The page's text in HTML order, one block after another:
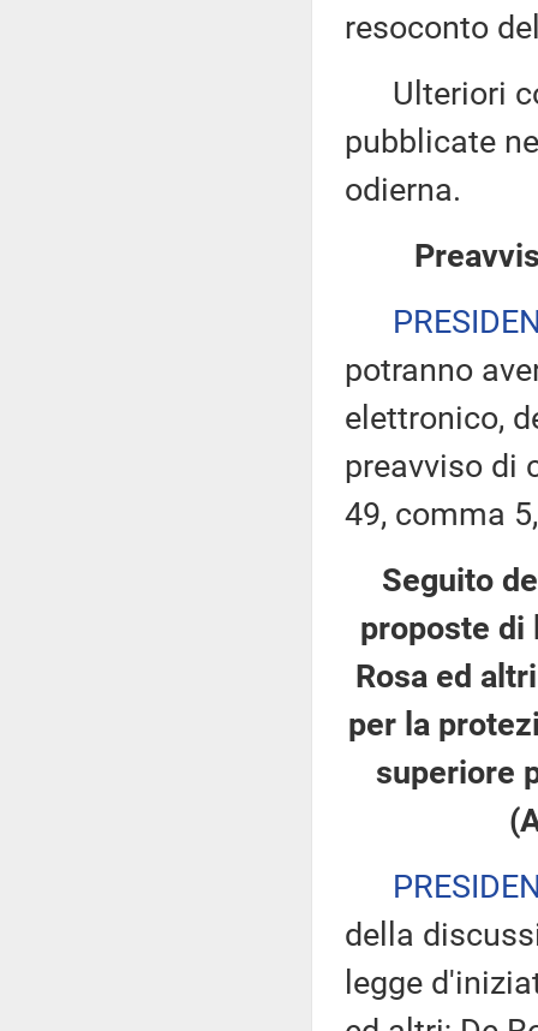
resoconto
Ulteriori
pubblicate
odierna.
potranno
elettronico,
preavviso di
49, comma
Seguito
proposte di
Rosa ed
per la
superiore
della
legge